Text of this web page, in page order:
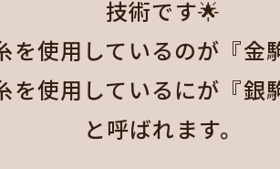
技術です🌟
を使用しているのが『金
を使用しているにが『銀
と呼ばれます。